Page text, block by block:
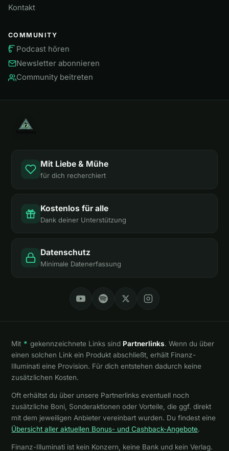
Kontakt
COMMUNITY
Podcast hören
Newsletter abonnieren
Community beitreten
Mit Liebe & Mühe
für dich recherchiert
Kostenlos für alle
Dank deiner Unterstützung
Datenschutz
Minimale Datenerfassung
Mit * gekennzeichnete Links sind Partnerlinks. Wenn du über
einen solchen Link ein Produkt abschließt, erhält Finanz-
Illuminati eine Provision. Für dich entstehen dadurch keine
zusätzlichen Kosten.
Oft erhältst du über unsere Partnerlinks eventuell noch
zusätzliche Boni, Sonderaktionen oder Vorteile, die ggf. direkt
mit dem jeweiligen Anbieter vereinbart wurden. Du findest eine
Übersicht aller aktuellen Bonus- und Cashback-Angebote.
Finanz-Illuminati ist kein Konzern, keine Bank und kein Verlag.